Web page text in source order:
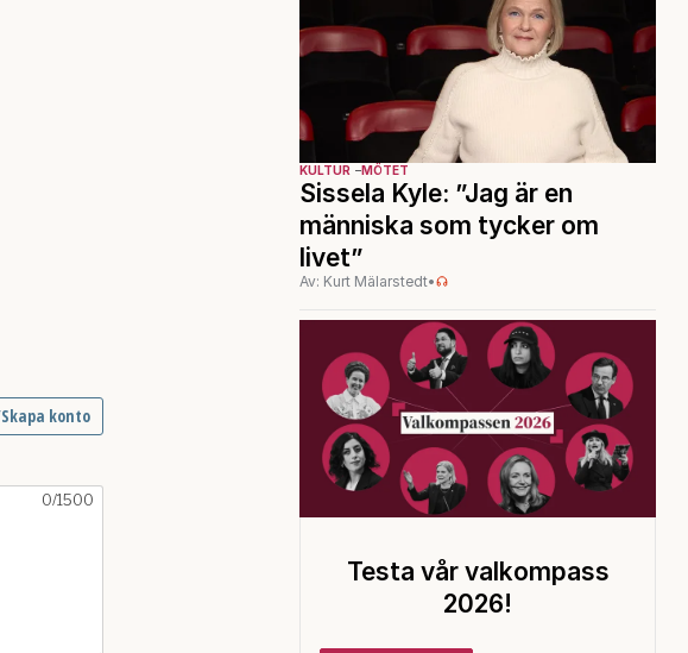
KULTUR MÖTET
Sissela Kyle: ”Jag är en
människa som tycker om
livet”
Av: Kurt Mälarstedt•
Testa vår valkompass
2026!